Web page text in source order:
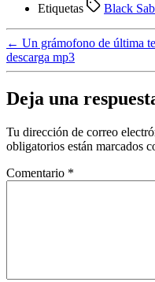
Etiquetas Black
← Un grámofono de última
descarga mp3
Deja una
Tu dirección de correo
obligatorios están marcados
Comentario *